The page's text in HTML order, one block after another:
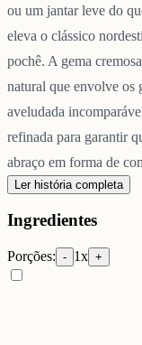
ou um jantar leve do
eleva o clássico
pochê. A gema
natural que envolve os
aveludada
refinada para garantir
abraço em forma de
Ler história completa
Ingredientes
Porções: - 1x +